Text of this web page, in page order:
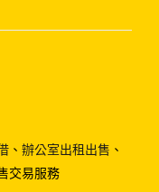
、 辦公室出租出售 、
交易服務